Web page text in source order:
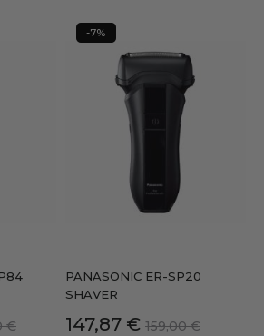
€
PANASONIC ER-SP20
SHAVER
Precio
147,87 € Precio
159,00 €
-7%